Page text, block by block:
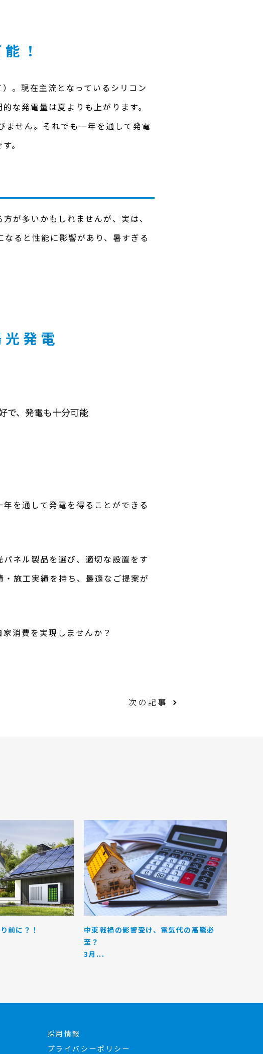
！
。現在主流となっているシリコン
な発電量は夏よりも上がります。
せん。それでも一年を通して発電
。
が多いかもしれませんが、実は、
ると性能に影響があり、暑すぎる
発電
で、発電も十分可能
を通して発電を得ることができる
ネル製品を選び、適切な設置をす
施工実績を持ち、最適なご提案が
消費を実現しませんか？
次の記事
前に？！
中東戦禍の影響受け、電気代の高騰必
至？
3月...
採用情報
プライバシーポリシー